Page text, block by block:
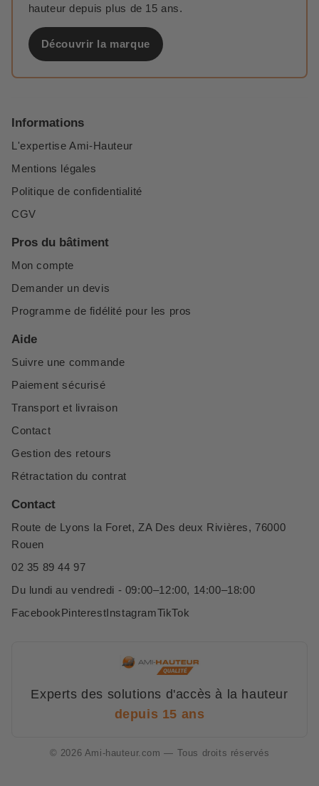
hauteur depuis plus de 15 ans.
Découvrir la marque
Informations
L'expertise Ami-Hauteur
Mentions légales
Politique de confidentialité
CGV
Pros du bâtiment
Mon compte
Demander un devis
Programme de fidélité pour les pros
Aide
Suivre une commande
Paiement sécurisé
Transport et livraison
Contact
Gestion des retours
Rétractation du contrat
Contact
Route de Lyons la Foret, ZA Des deux Rivières, 76000
Rouen
02 35 89 44 97
Du lundi au vendredi - 09:00–12:00, 14:00–18:00
FacebookPinterestInstagramTikTok
Experts des solutions d'accès à la hauteur
depuis 15 ans
© 2026 Ami-hauteur.com — Tous droits réservés